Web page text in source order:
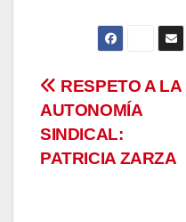
Navegación
de
entradas
RESPETO A LA
AUTONOMÍA
SINDICAL:
PATRICIA ZARZA